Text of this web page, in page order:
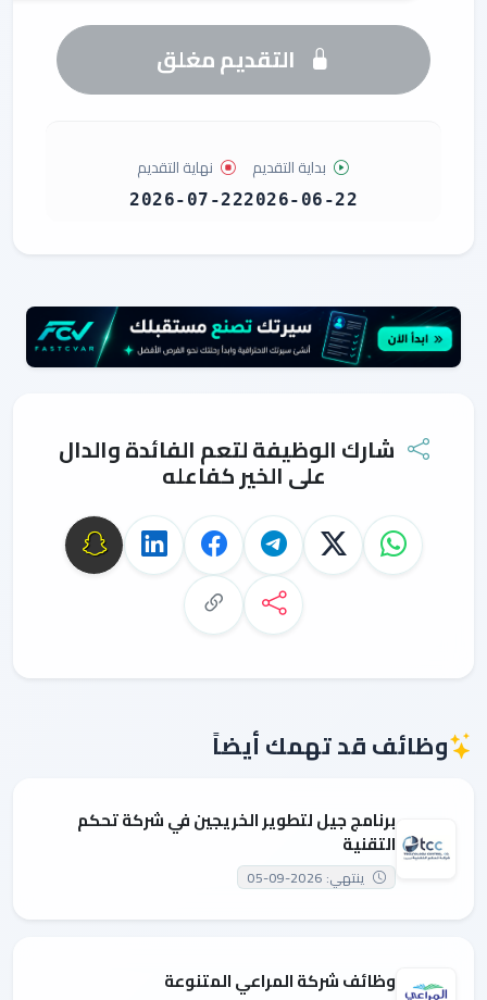
التقديم مغلق
بداية التقديم
2026-06-22
نهاية التقديم
2026-07-22
شارك الوظيفة لتعم الفائدة والدال
على الخير كفاعله
وظائف قد تهمك أيضاً
برنامج جيل لتطوير الخريجين في شركة تحكم
التقنية
ينتهي: 2026-09-05
وظائف شركة المراعي المتنوعة